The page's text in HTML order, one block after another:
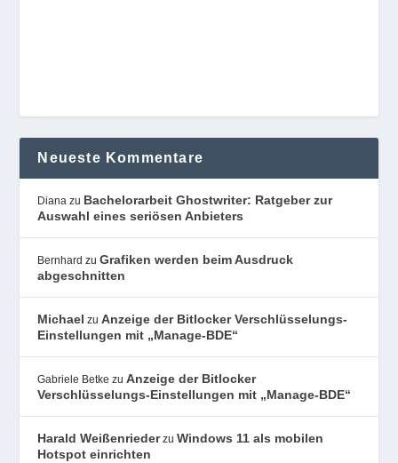
Neueste Kommentare
Diana zu Bachelorarbeit Ghostwriter: Ratgeber zur
Auswahl eines seriösen Anbieters
Bernhard zuGrafiken werden beim Ausdruck
abgeschnitten
Michael zuAnzeige der Bitlocker Verschlüsselungs-
Einstellungen mit „Manage-BDE“
Gabriele Betke zuAnzeige der Bitlocker
Verschlüsselungs-Einstellungen mit „Manage-BDE“
Harald WeißenriederzuWindows 11 als mobilen
Hotspot einrichten